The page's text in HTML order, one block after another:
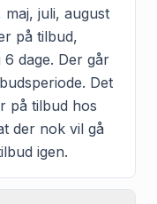
maj, juli, august
på tilbud,
dage. Der går
Det
på tilbud hos
der nok vil gå
igen.